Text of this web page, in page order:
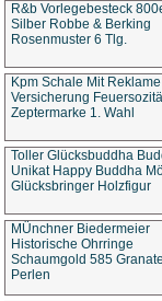
R&b Vorlegebesteck
Silber Robbe & Berking
Rosenmuster 6 Tlg.
Kpm Schale Mit Reklame
Versicherung
Zeptermarke 1. Wahl
Toller Glücksbuddha
Unikat Happy Buddha
Glücksbringer Holzfigur
MÜnchner Biedermeier
Historische Ohrringe
Schaumgold 585
Perlen